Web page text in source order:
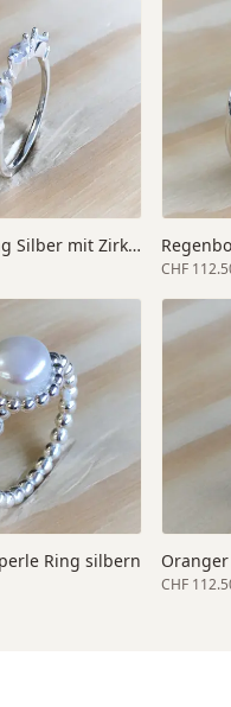
Knöchel-Ring Silber mit Zirkonia
CHF
Ring silbern
CHF